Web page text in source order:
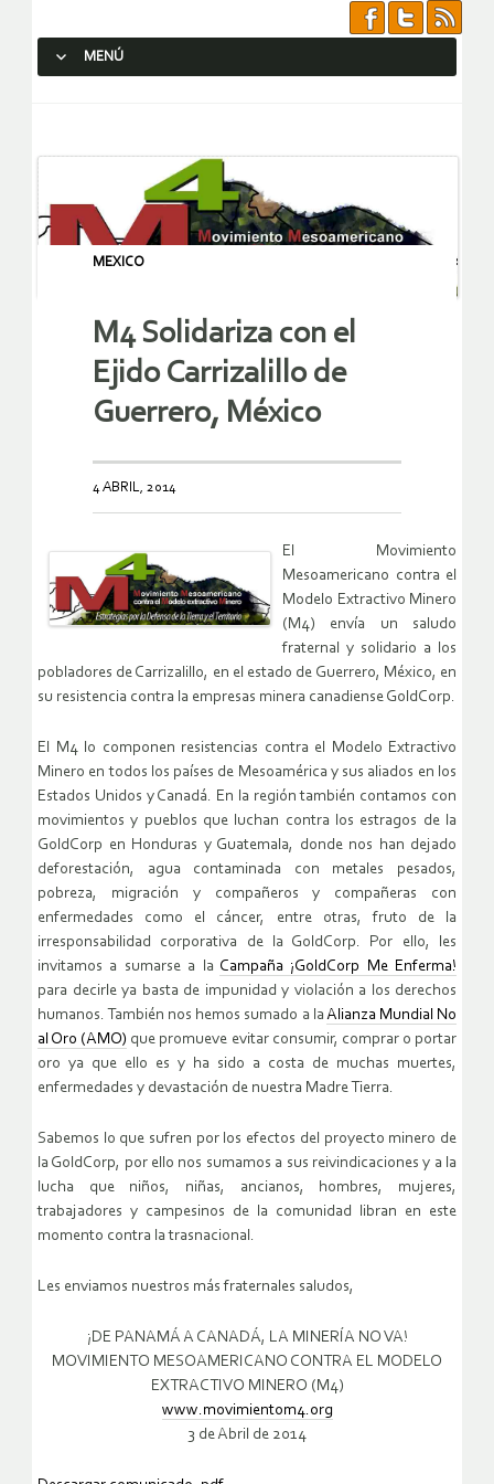
MENÚ
MEXICO
M4 Solidariza con el
Ejido Carrizalillo de
Guerrero, México
4 ABRIL, 2014
El Movimiento
Mesoamericano contra el
Modelo Extractivo Minero
(M4) envía un saludo
fraternal y solidario a los
pobladores de Carrizalillo, en el estado de Guerrero, México, en
su resistencia contra la empresas minera canadiense GoldCorp.
El M4 lo componen resistencias contra el Modelo Extractivo
Minero en todos los países de Mesoamérica y sus aliados en los
Estados Unidos y Canadá. En la región también contamos con
movimientos y pueblos que luchan contra los estragos de la
GoldCorp en Honduras y Guatemala, donde nos han dejado
deforestación, agua contaminada con metales pesados,
pobreza, migración y compañeros y compañeras con
enfermedades como el cáncer, entre otras, fruto de la
irresponsabilidad corporativa de la GoldCorp. Por ello, les
invitamos a sumarse a la Campaña ¡GoldCorp Me Enferma!
para decirle ya basta de impunidad y violación a los derechos
humanos. También nos hemos sumado a la Alianza Mundial No
al Oro (AMO) que promueve evitar consumir, comprar o portar
oro ya que ello es y ha sido a costa de muchas muertes,
enfermedades y devastación de nuestra Madre Tierra.
Sabemos lo que sufren por los efectos del proyecto minero de
la GoldCorp, por ello nos sumamos a sus reivindicaciones y a la
lucha que niños, niñas, ancianos, hombres, mujeres,
trabajadores y campesinos de la comunidad libran en este
momento contra la trasnacional.
Les enviamos nuestros más fraternales saludos,
¡DE PANAMÁ A CANADÁ, LA MINERÍA NO VA!
MOVIMIENTO MESOAMERICANO CONTRA EL MODELO
EXTRACTIVO MINERO (M4)
www.movimientom4.org
3 de Abril de 2014